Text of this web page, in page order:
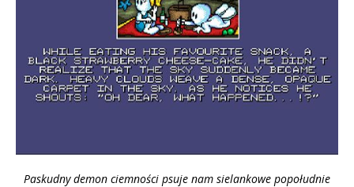
Paskudny demon ciemności psuje nam sielankowe popołudnie